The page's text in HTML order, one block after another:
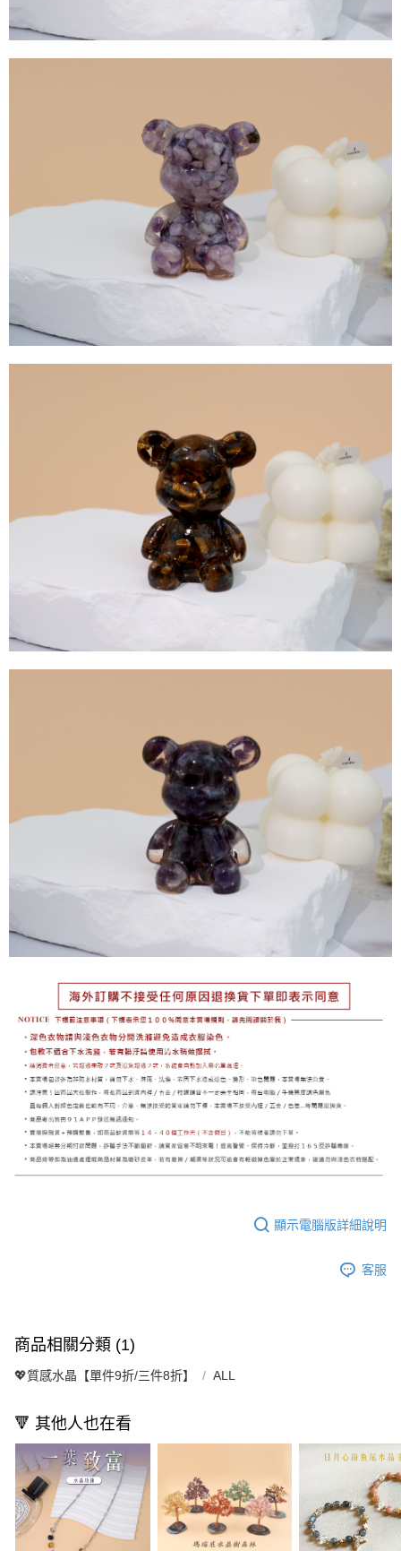
顯示電腦版詳細說明
客服
商品相關分類 (1)
💖質感水晶【單件9折/三件8折】 ALL
🔻 其他人也在看